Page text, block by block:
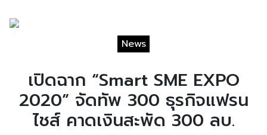
News
เปิดฉาก “Smart SME EXPO
2020” จัดทัพ 300 ธุรกิจแฟรน
ไชส์ คาดเงินสะพัด 300 ลบ.